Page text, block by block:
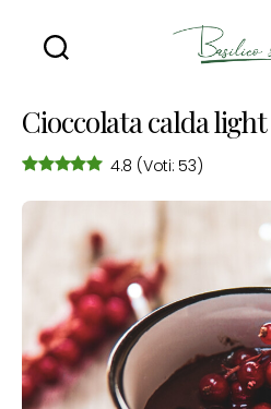
Cioccolata calda light
4.8 (Voti: 53)